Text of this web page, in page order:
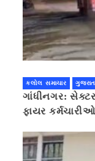
કલોલ સમાચાર
ગાંધીનગર: સેક્ટર
ફાયર